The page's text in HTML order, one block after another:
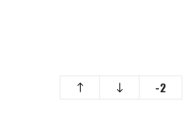
-2